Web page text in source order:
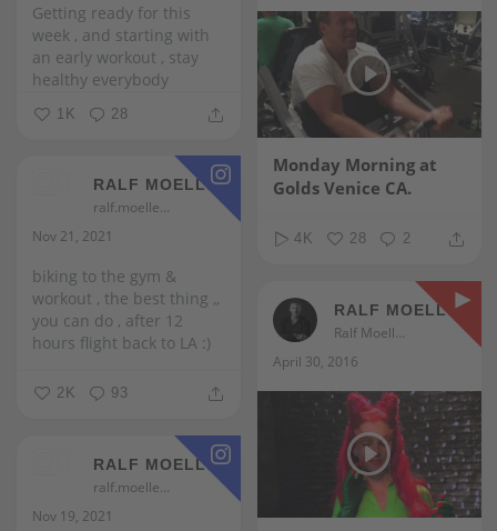
Getting ready for this
week , and starting with
an early workout , stay
healthy everybody
1K 28
Monday Morning at
Golds Venice CA.
4K 28 2
RALF MOELLER
ralf.moeller
Nov 21, 2021
biking to the gym &
workout , the best thing ,,
you can do , after 12
hours flight back to LA :)
2K 93
RALF MOELLER
Ralf Moeller
April 30, 2016
RALF MOELLER
ralf.moeller
Nov 19, 2021